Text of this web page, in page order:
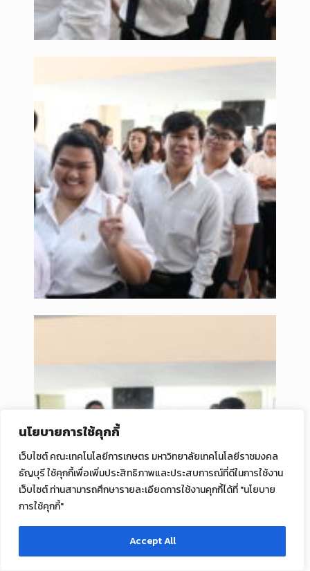
นโยบายการใช้คุกกี้
เว็บไซต์ คณะเทคโนโลยีการเกษตร มหาวิทยาลัยเทคโนโลยีราชมงคล
ธัญบุรี ใช้คุกกี้เพื่อเพิ่มประสิทธิภาพและประสบการณ์ที่ดีในการใช้งาน
เว็บไซต์ ท่านสามารถศึกษารายละเอียดการใช้งานคุกกี้ได้ที่ "นโยบาย
การใช้คุกกี้"
Accept All